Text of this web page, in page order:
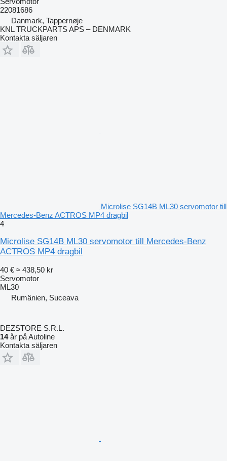
22081686
Danmark, Tappernøje
KNL TRUCKPARTS APS – DENMARK
Kontakta säljaren
Microlise SG14B ML30 servomotor till
Mercedes-Benz ACTROS MP4 dragbil
4
Microlise SG14B ML30 servomotor till Mercedes-Benz
ACTROS MP4 dragbil
40 € ≈ 438,50 kr
Servomotor
ML30
Rumänien, Suceava
DEZSTORE S.R.L.
14år på Autoline
Kontakta säljaren